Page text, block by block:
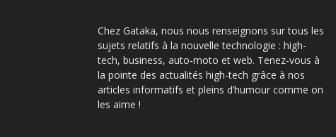
Chez Gataka, nous nous renseignons sur tous les
sujets relatifs à la nouvelle technologie : high-
tech, business, auto-moto et web. Tenez-vous à
la pointe des actualités high-tech grâce à nos
articles informatifs et pleins d’humour comme on
les aime !